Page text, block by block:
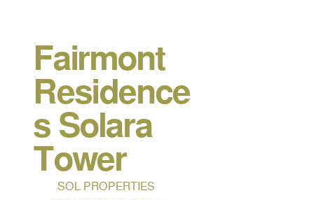
Fairmont
Residence
s Solara
Tower
SOL PROPERTIES